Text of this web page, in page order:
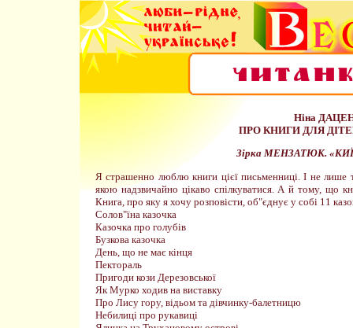
Ніна
ПРО КНИГИ ДЛЯ
Зірка МЕНЗАТЮК.
Я страшенно люблю книги цієї письменниці. І не
якою надзвичайно цікаво спілкуватися. А й тому, що
Книга, про яку я хочу розповісти, об"єднує у собі 11
Солов"їна казочка
Казочка про голубів
Бузкова казочка
День, що не має кінця
Пектораль
Пригоди кози Дерезовської
Як Мурко ходив на виставку
Про Лису гору, відьом та дівчинку-балетницю
Небилиці про рукавиці